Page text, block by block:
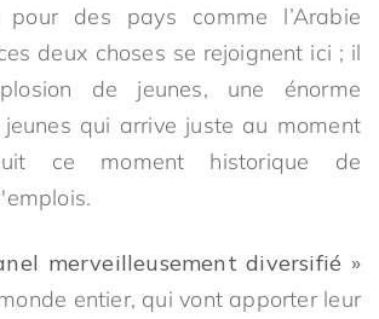
pour des pays comme l’Arabie
deux choses se rejoignent ici ; il
de jeunes, une énorme
qui arrive juste au moment
ce moment historique de
merveilleusement diversifié »
entier, qui vont apporter leur